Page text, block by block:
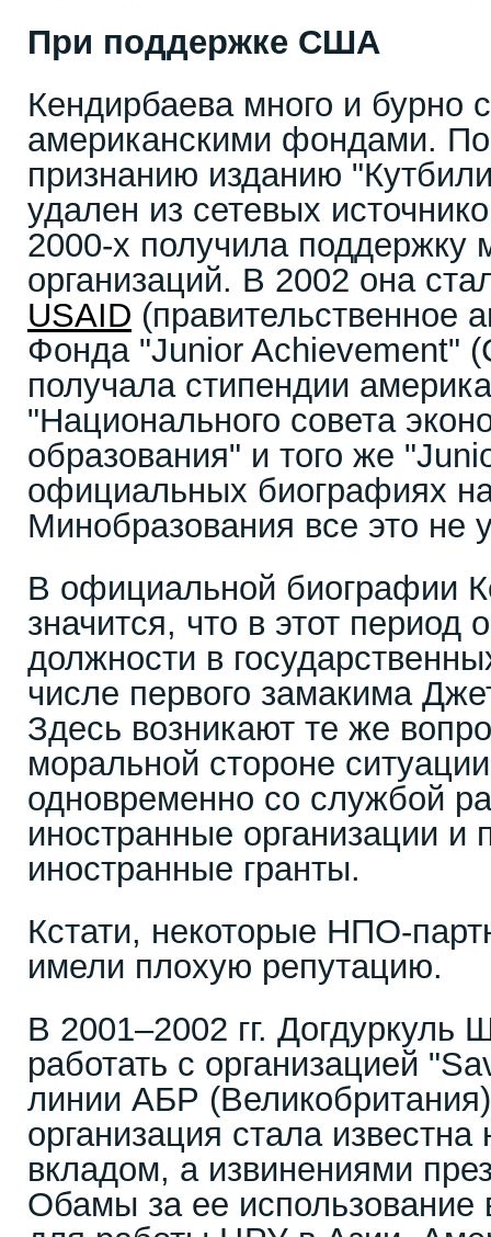
При поддержке США
Кендирбаева много и бурно
американскими фондами.
признанию изданию
удален из сетевых
2000-х получила поддержку
организаций. В 2002 она
USAID (правительственное
Фонда "Junior Achievement"
получала стипендии
"Национального совета
образования" и того же
официальных биографиях
Минобразования все это не
В официальной биографии
значится, что в этот период
должности в
числе первого замакима
Здесь возникают те же
моральной стороне
одновременно со службой
иностранные организации и
иностранные гранты.
Кстати, некоторые НПО-
имели плохую репутацию.
В 2001–2002 гг. Догдуркуль
работать с организацией
линии АБР
организация стала
вкладом, а извинениями
Обамы за ее использование